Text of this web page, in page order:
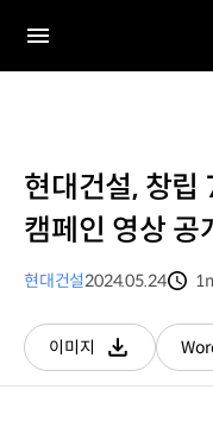
전체
현대건설, 창립
캠페인 영상 공
현대건설2024.05.24
이미지
다운로드